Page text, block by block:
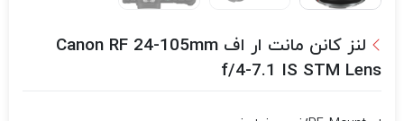
لنز کانن مانت ار اف Canon RF 24-105mm
f/4-7.1 IS STM Lens